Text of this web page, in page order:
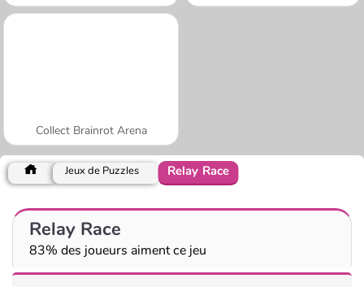
Collect Brainrot Arena
Jeux de Puzzles Relay Race
Relay Race
83% des joueurs aiment ce jeu